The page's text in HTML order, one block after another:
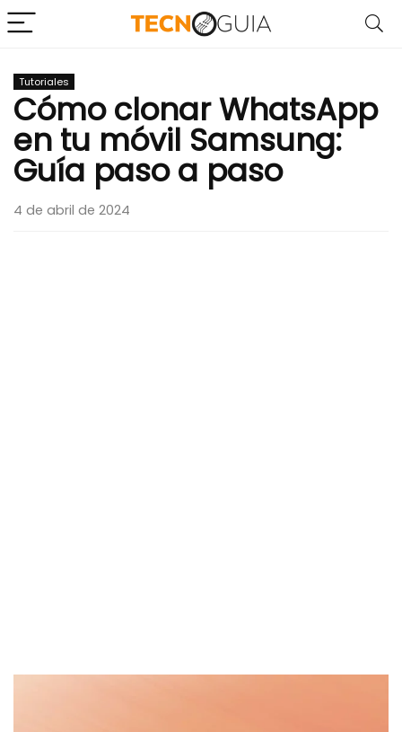
Tutoriales
Cómo clonar WhatsApp
en tu móvil Samsung:
Guía paso a paso
4 de abril de 2024